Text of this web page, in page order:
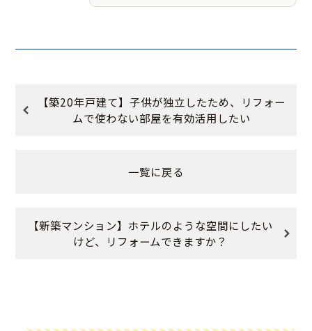
【築20年戸建て】子供が独立したため、リフォー
ムで使わない部屋を有効活用したい
一覧に戻る
【新築マンション】ホテルのような空間にしたい
けど、リフォームできますか？